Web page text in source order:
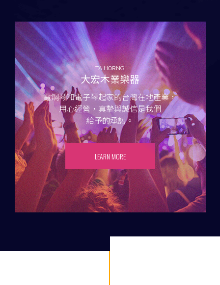
TA HORNG
大宏木業樂器
電鋼琴和電子琴起家的台灣在地產業，
用心經營，真摯與誠信是我們
給予的承諾。
LEARN MORE